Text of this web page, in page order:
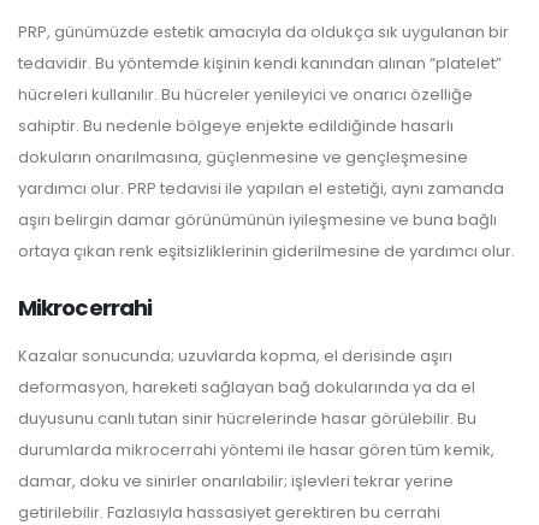
PRP, günümüzde estetik amacıyla da oldukça sık uygulanan bir
tedavidir. Bu yöntemde kişinin kendi kanından alınan “platelet”
hücreleri kullanılır. Bu hücreler yenileyici ve onarıcı özelliğe
sahiptir. Bu nedenle bölgeye enjekte edildiğinde hasarlı
dokuların onarılmasına, güçlenmesine ve gençleşmesine
yardımcı olur. PRP tedavisi ile yapılan el estetiği, aynı zamanda
aşırı belirgin damar görünümünün iyileşmesine ve buna bağlı
ortaya çıkan renk eşitsizliklerinin giderilmesine de yardımcı olur.
Mikrocerrahi
Kazalar sonucunda; uzuvlarda kopma, el derisinde aşırı
deformasyon, hareketi sağlayan bağ dokularında ya da el
duyusunu canlı tutan sinir hücrelerinde hasar görülebilir. Bu
durumlarda mikrocerrahi yöntemi ile hasar gören tüm kemik,
damar, doku ve sinirler onarılabilir; işlevleri tekrar yerine
getirilebilir. Fazlasıyla hassasiyet gerektiren bu cerrahi